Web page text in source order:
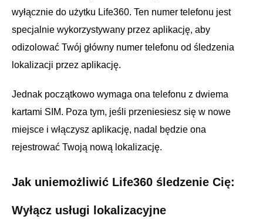
wyłącznie do użytku Life360. Ten numer telefonu jest
specjalnie wykorzystywany przez aplikację, aby
odizolować Twój główny numer telefonu od śledzenia
lokalizacji przez aplikację.
Jednak początkowo wymaga ona telefonu z dwiema
kartami SIM. Poza tym, jeśli przeniesiesz się w nowe
miejsce i włączysz aplikację, nadal będzie ona
rejestrować Twoją nową lokalizację.
Jak uniemożliwić Life360 śledzenie Cię:
Wyłącz usługi lokalizacyjne